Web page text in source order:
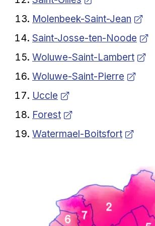
Ouvrir dans une nouvelle
Molenbeek-Saint-Jean
Ouvrir dans une nouvelle
Saint-Josse-ten-Noode
Ouvrir dans une nouvelle
Woluwe-Saint-Lambert
Ouvrir dans une nouvelle
Woluwe-Saint-Pierre
Ouvrir dans une nouvelle
Uccle
Ouvrir dans une nouvelle
Forest
Ouvrir dans une nouvelle
Watermael-Boitsfort